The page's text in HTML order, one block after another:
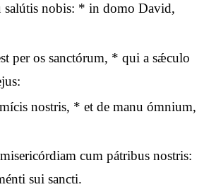
salútis nobis: * in domo David,
per os sanctórum, * qui a sǽculo
nostris, * et de manu ómnium,
cum pátribus nostris:
sui sancti.